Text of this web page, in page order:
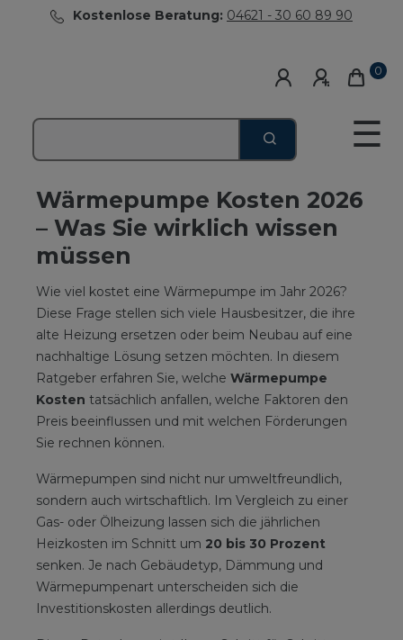
Kostenlose Beratung: 04621 - 30 60 89 90
0
☰
Wärmepumpe Kosten 2026
– Was Sie wirklich wissen
müssen
Wie viel kostet eine Wärmepumpe im Jahr 2026?
Diese Frage stellen sich viele Hausbesitzer, die ihre
alte Heizung ersetzen oder beim Neubau auf eine
nachhaltige Lösung setzen möchten. In diesem
Ratgeber erfahren Sie, welche Wärmepumpe
Kosten tatsächlich anfallen, welche Faktoren den
Preis beeinflussen und mit welchen Förderungen
Sie rechnen können.
Wärmepumpen sind nicht nur umweltfreundlich,
sondern auch wirtschaftlich. Im Vergleich zu einer
Gas- oder Ölheizung lassen sich die jährlichen
Heizkosten im Schnitt um 20 bis 30 Prozent
senken. Je nach Gebäudetyp, Dämmung und
Wärmepumpenart unterscheiden sich die
Investitionskosten allerdings deutlich.